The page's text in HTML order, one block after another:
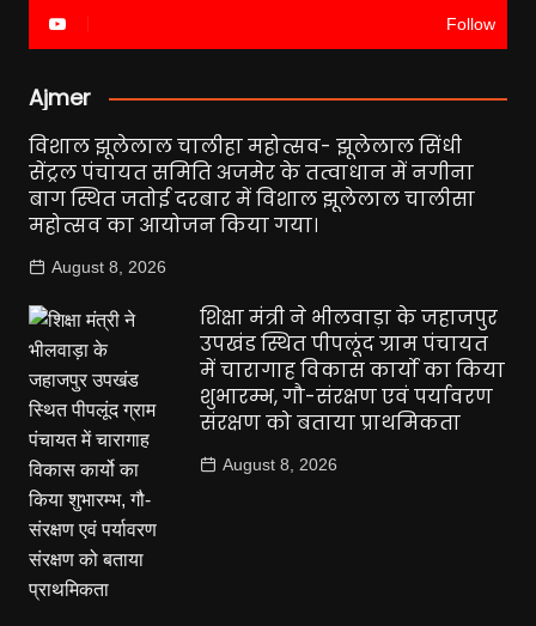
Follow
Ajmer
विशाल झूलेलाल चालीहा महोत्सव- झूलेलाल सिंधी
सेंट्रल पंचायत समिति अजमेर के तत्वाधान में नगीना
बाग स्थित जतोई दरबार में विशाल झूलेलाल चालीसा
महोत्सव का आयोजन किया गया।
August 8, 2026
शिक्षा मंत्री ने भीलवाड़ा के जहाजपुर
उपखंड स्थित पीपलूंद ग्राम पंचायत
में चारागाह विकास कार्यो का किया
शुभारम्भ, गौ-संरक्षण एवं पर्यावरण
संरक्षण को बताया प्राथमिकता
August 8, 2026